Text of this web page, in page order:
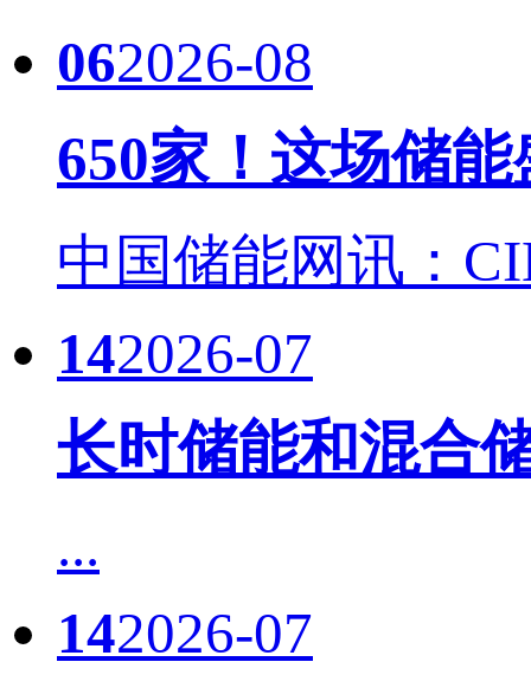
062026-08
650家！这场储
中国储能网讯：
142026-07
长时储能和混合
...
142026-07